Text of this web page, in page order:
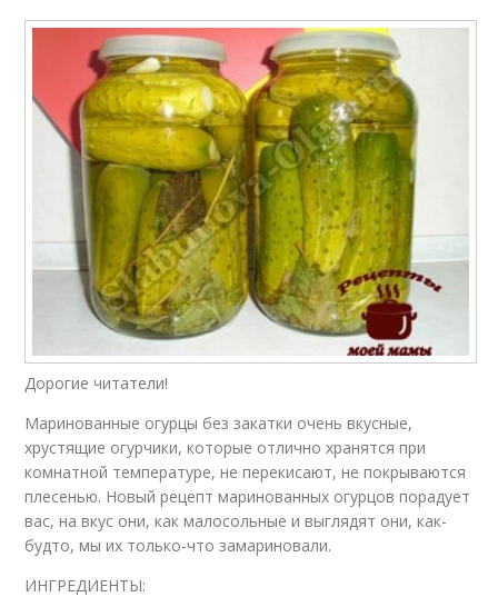
Дорогие читатели!
Маринованные огурцы без закатки очень вкусные,
хрустящие огурчики, которые отлично хранятся при
комнатной температуре, не перекисают, не покрываются
плесенью. Новый рецепт маринованных огурцов порадует
вас, на вкус они, как малосольные и выглядят они, как-
будто, мы их только-что замариновали.
ИНГРЕДИЕНТЫ: